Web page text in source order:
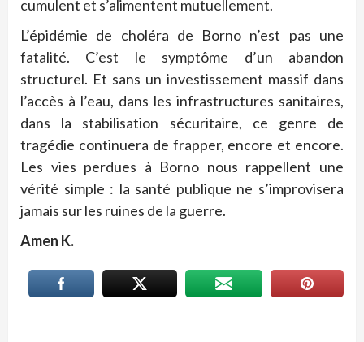
cumulent et s’alimentent mutuellement.
L’épidémie de choléra de Borno n’est pas une
fatalité. C’est le symptôme d’un abandon
structurel. Et sans un investissement massif dans
l’accès à l’eau, dans les infrastructures sanitaires,
dans la stabilisation sécuritaire, ce genre de
tragédie continuera de frapper, encore et encore.
Les vies perdues à Borno nous rappellent une
vérité simple : la santé publique ne s’improvisera
jamais sur les ruines de la guerre.
Amen K.